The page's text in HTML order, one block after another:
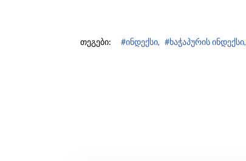
თეგები: #ინდექსი, #ხაჭაპურის ინდექსი,